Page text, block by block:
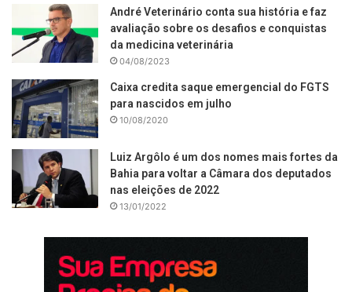
André Veterinário conta sua história e faz
avaliação sobre os desafios e conquistas
da medicina veterinária
04/08/2023
Caixa credita saque emergencial do FGTS
para nascidos em julho
10/08/2020
Luiz Argôlo é um dos nomes mais fortes da
Bahia para voltar a Câmara dos deputados
nas eleições de 2022
13/01/2022